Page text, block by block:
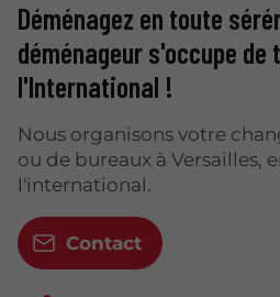
Déménagez en toute
déménageur s'occupe de
l'International !
Nous organisons votre
ou de bureaux à Versailles,
l'international.
Contact